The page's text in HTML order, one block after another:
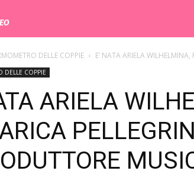
DELLE COPPIE E’ NATA ARIELA WILHELMINA,
DELLE COPPIE
ARIELA